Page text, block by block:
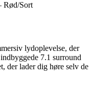
Rød/Sort
lydoplevelse, der
7.1 surround
der lader dig høre selv de